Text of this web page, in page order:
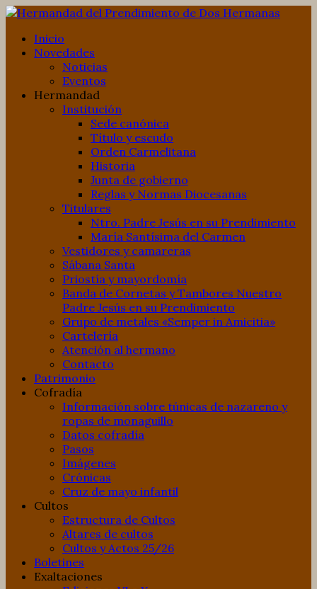
Inicio
Novedades
Noticias
Eventos
Hermandad
Institución
Sede canónica
Título y escudo
Orden Carmelitana
Historia
Junta de gobierno
Reglas y Normas Diocesanas
Titulares
Ntro. Padre Jesús en su Prendimiento
María Santísima del Carmen
Vestidores y camareras
Sábana Santa
Priostía y mayordomía
Banda de Cornetas y Tambores Nuestro
Padre Jesús en su Prendimiento
Grupo de metales «Semper in Amicitia»
Cartelería
Atención al hermano
Contacto
Patrimonio
Cofradía
Información sobre túnicas de nazareno y
ropas de monaguillo
Datos cofradía
Pasos
Imágenes
Crónicas
Cruz de mayo infantil
Cultos
Estructura de Cultos
Altares de cultos
Cultos y Actos 25/26
Boletines
Exaltaciones